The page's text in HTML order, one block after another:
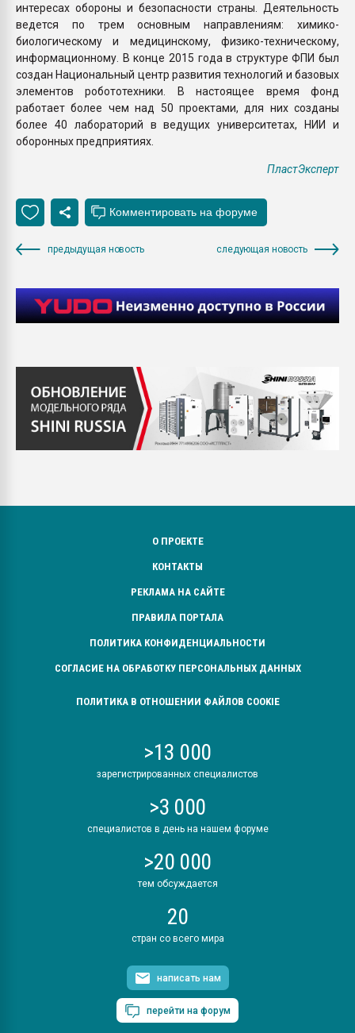
интересах обороны и безопасности страны. Деятельность
ведется по трем основным направлениям: химико-
биологическому и медицинскому, физико-техническому,
информационному. В конце 2015 года в структуре ФПИ был
создан Национальный центр развития технологий и базовых
элементов робототехники. В настоящее время фонд
работает более чем над 50 проектами, для них созданы
более 40 лабораторий в ведущих университетах, НИИ и
оборонных предприятиях.
ПластЭксперт
предыдущая новость следующая новость
О ПРОЕКТЕ
КОНТАКТЫ
РЕКЛАМА НА САЙТЕ
ПРАВИЛА ПОРТАЛА
ПОЛИТИКА КОНФИДЕНЦИАЛЬНОСТИ
СОГЛАСИЕ НА ОБРАБОТКУ ПЕРСОНАЛЬНЫХ ДАННЫХ
ПОЛИТИКА В ОТНОШЕНИИ ФАЙЛОВ COOKIE
>13 000
зарегистрированных специалистов
>3 000
специалистов в день на нашем форуме
>20 000
тем обсуждается
20
стран со всего мира
написать нам
перейти на форум